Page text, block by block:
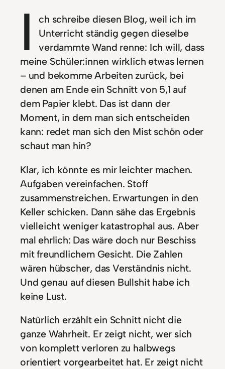
I
ch schreibe diesen Blog, weil ich im
Unterricht ständig gegen dieselbe
verdammte Wand renne: Ich will, dass
meine Schüler:innen wirklich etwas lernen
– und bekomme Arbeiten zurück, bei
denen am Ende ein Schnitt von 5,1 auf
dem Papier klebt. Das ist dann der
Moment, in dem man sich entscheiden
kann: redet man sich den Mist schön oder
schaut man hin?
Klar, ich könnte es mir leichter machen.
Aufgaben vereinfachen. Stoff
zusammenstreichen. Erwartungen in den
Keller schicken. Dann sähe das Ergebnis
vielleicht weniger katastrophal aus. Aber
mal ehrlich: Das wäre doch nur Beschiss
mit freundlichem Gesicht. Die Zahlen
wären hübscher, das Verständnis nicht.
Und genau auf diesen Bullshit habe ich
keine Lust.
Natürlich erzählt ein Schnitt nicht die
ganze Wahrheit. Er zeigt nicht, wer sich
von komplett verloren zu halbwegs
orientiert vorgearbeitet hat. Er zeigt nicht